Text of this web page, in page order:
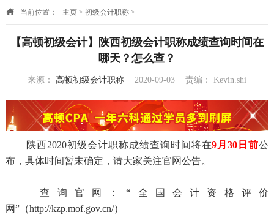
当前位置： 主页> 初级会计职称>
【高顿初级会计】陕西初级会计职称成绩查询时间在
哪天？怎么查？
来源： 高顿初级会计职称
2020-09-03
责编： Kevin.shi
陕西2020初级会计职称成绩查询时间将在9月30日前公
布，具体时间暂未确定，请大家关注官网公告。
查询官网：“全国会计资格评价
网”（http://kzp.mof.gov.cn/）